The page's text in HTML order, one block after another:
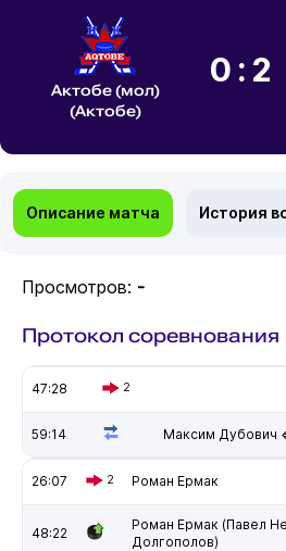
Актобе (мол)
(Актобе)
0:2
Описание матча История
Просмотров: -
Протокол соревнования
47:28 2
59:14 Максим Дубович
26:07 2 Роман Ермак
48:22
Роман Ермак (Павел
Долгополов)